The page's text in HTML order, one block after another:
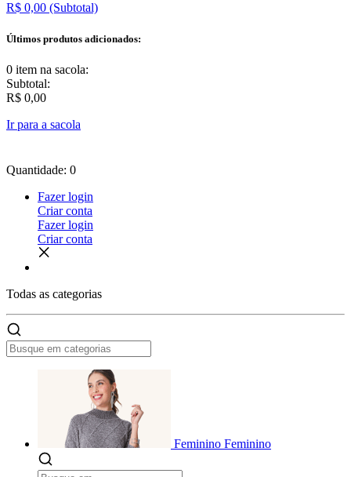
R$ 0,00 (Subtotal)
Últimos produtos adicionados:
0 item na sacola:
Subtotal:
R$ 0,00
Ir para a sacola
Quantidade: 0
Fazer login
Criar conta
Fazer login
Criar conta
Todas as categorias
Feminino Feminino